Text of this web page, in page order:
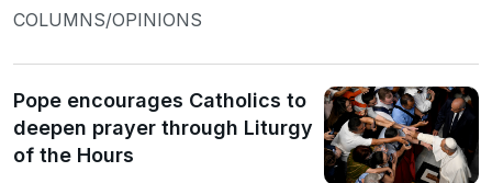
COLUMNS/OPINIONS
Pope encourages Catholics to
deepen prayer through Liturgy
of the Hours